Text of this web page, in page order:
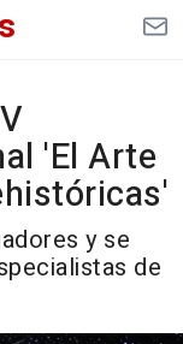
'El Arte
y se
de